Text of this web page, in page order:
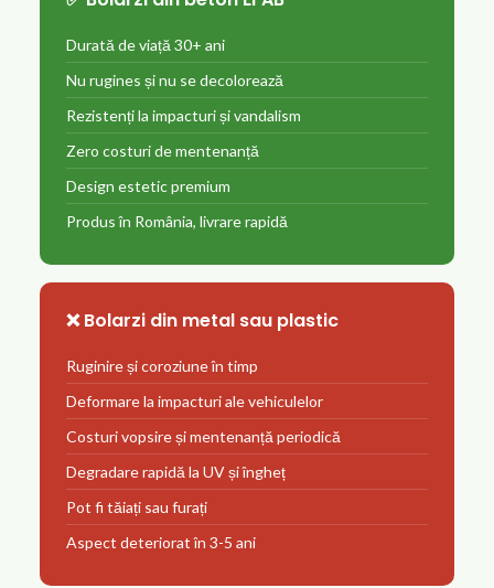
Durată de viață 30+ ani
Nu rugines și nu se decolorează
Rezistenți la impacturi și vandalism
Zero costuri de mentenanță
Design estetic premium
Produs în România, livrare rapidă
❌ Bolarzi din metal sau plastic
Ruginire și coroziune în timp
Deformare la impacturi ale vehiculelor
Costuri vopsire și mentenanță periodică
Degradare rapidă la UV și îngheț
Pot fi tăiați sau furați
Aspect deteriorat în 3-5 ani